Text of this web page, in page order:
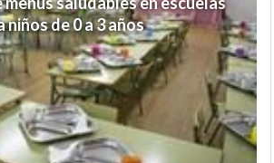
de 0 a 3 años